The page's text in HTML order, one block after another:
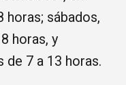
horas; sábados,
horas, y
de 7 a 13 horas.